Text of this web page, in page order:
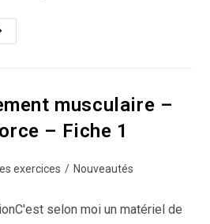
musculaire –
– Fiche 1
exercices / Nouveautés
selon moi un matériel de